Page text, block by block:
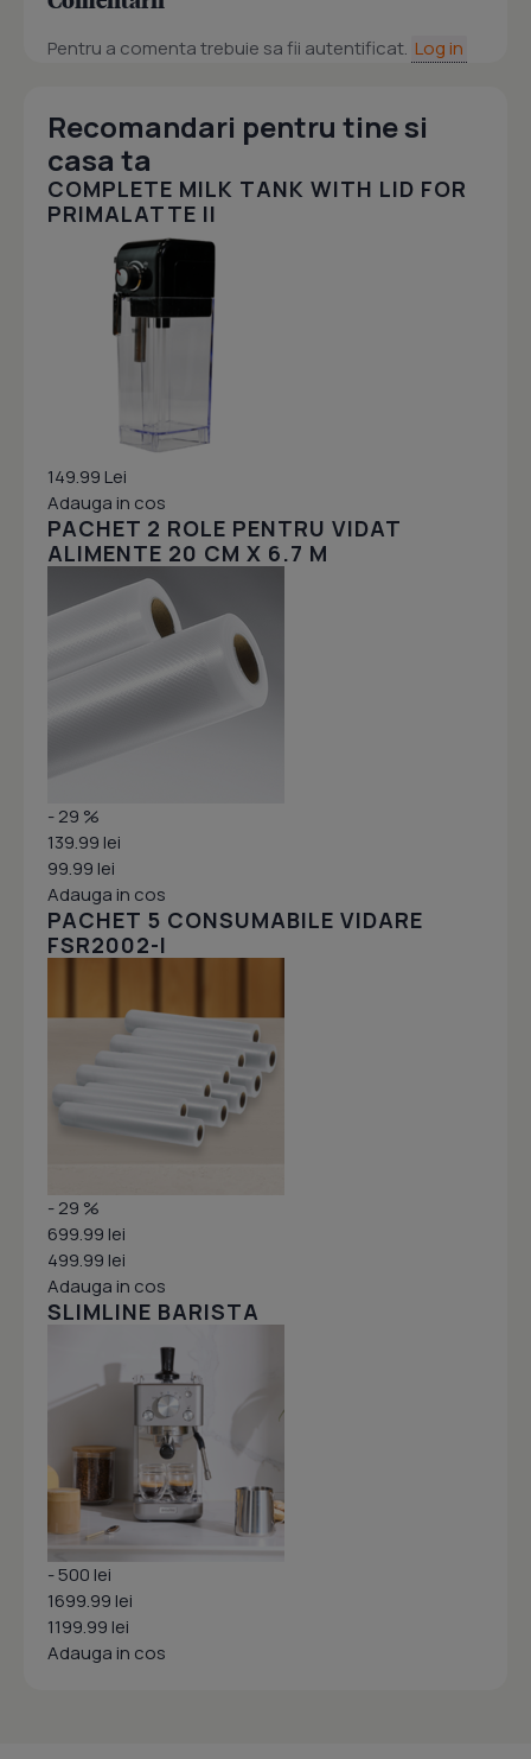
Pentru a comenta trebuie sa fii autentificat. Log in
Recomandari pentru tine si
casa ta
COMPLETE MILK TANK WITH LID FOR
PRIMALATTE II
149.99 Lei
Adauga in cos
PACHET 2 ROLE PENTRU VIDAT
ALIMENTE 20 CM X 6.7 M
- 29 %
139.99 lei
99.99 lei
Adauga in cos
PACHET 5 CONSUMABILE VIDARE
FSR2002-I
- 29 %
699.99 lei
499.99 lei
Adauga in cos
SLIMLINE BARISTA
- 500 lei
1699.99 lei
1199.99 lei
Adauga in cos